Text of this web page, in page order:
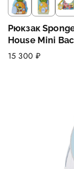
Рюкзак
House Mini
15 300 ₽